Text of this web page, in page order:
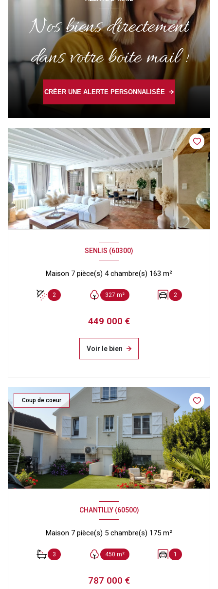
Nos biens directement
dans votre boite mail !
CRÉER UNE ALERTE PERSONNALISÉE
SENLIS (60300)
Maison 7 pièce(s) 4 chambre(s) 163 m²
2 327 m² 2
449 000 €
Voir le bien
Coup de coeur
CHANTILLY (60500)
Maison 7 pièce(s) 5 chambre(s) 175 m²
3 450 m² 1
787 000 €